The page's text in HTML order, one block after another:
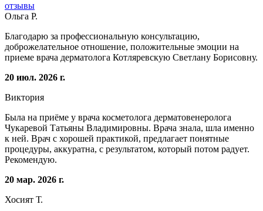
отзывы
Ольга Р.
Благодарю за профессиональную консультацию,
доброжелательное отношение, положительные эмоции на
приеме врача дерматолога Котляревскую Светлану Борисовну.
20 июл. 2026 г.
Виктория
Была на приёме у врача косметолога дерматовенеролога
Чукаревой Татьяны Владимировны. Врача знала, шла именно
к ней. Врач с хорошей практикой, предлагает понятные
процедуры, аккуратна, с результатом, который потом радует.
Рекомендую.
20 мар. 2026 г.
Хосият Т.